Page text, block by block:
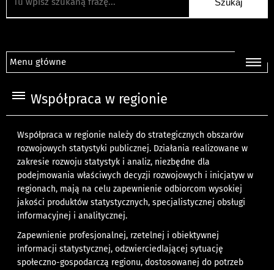
Menu główne
Współpraca w regionie
Współpraca w regionie należy do strategicznych obszarów
rozwojowych statystyki publicznej. Działania realizowane w
zakresie rozwoju statystyk i analiz, niezbędne dla
podejmowania właściwych decyzji rozwojowych i inicjatyw w
regionach, mają na celu zapewnienie odbiorcom wysokiej
jakości produktów statystycznych, specjalistycznej obsługi
informacyjnej i analitycznej.
Zapewnienie profesjonalnej, rzetelnej i obiektywnej
informacji statystycznej, odzwierciedlającej sytuację
społeczno-gospodarczą regionu, dostosowanej do potrzeb